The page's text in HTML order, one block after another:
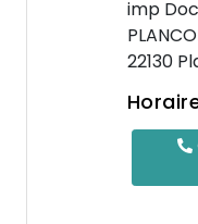
imp
22130